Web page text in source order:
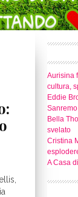
Aurisina
cultura,
Eddie
Sanremo
Bella
svelato
Cristina
A Casa